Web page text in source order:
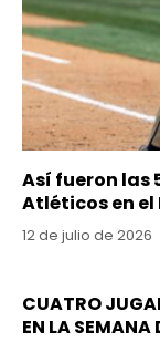
Así fueron las
Atléticos en el
12 de julio de 2026
CUATRO
EN LA SEMANA